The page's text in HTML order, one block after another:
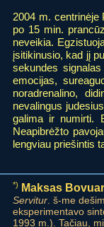
2004 m.
po 15 min.
neveikia.
įsitikinusio, kad jį
sekundes
emocijas,
noradrenalino,
nevalingus
galima ir numirti.
Neapibrėžto
lengviau priešintis
*) Maksas
Servitur . š-me
eksperimentavo
1993 m.). Tačiau,